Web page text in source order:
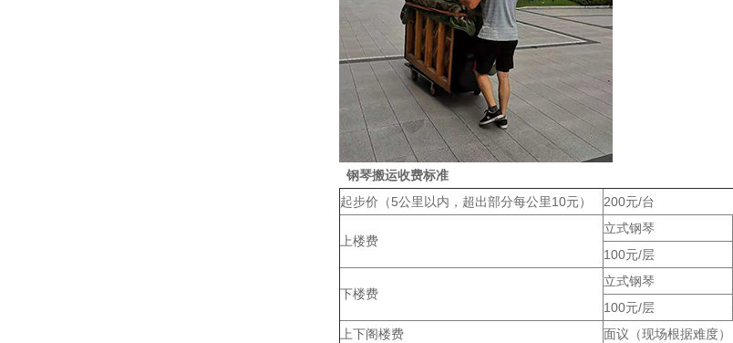
钢琴搬运收费标准
起步价（5公里以内，超出部分每公里10元）
200元/台
上楼费
立式钢琴
100元/层
下楼费
立式钢琴
100元/层
上下阁楼费
面议（现场根据难度）